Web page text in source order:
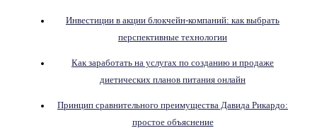
Инвестиции в акции блокчейн-компаний: как выбрать
перспективные технологии
Как заработать на услугах по созданию и продаже
диетических планов питания онлайн
Принцип сравнительного преимущества Давида Рикардо:
простое объяснение